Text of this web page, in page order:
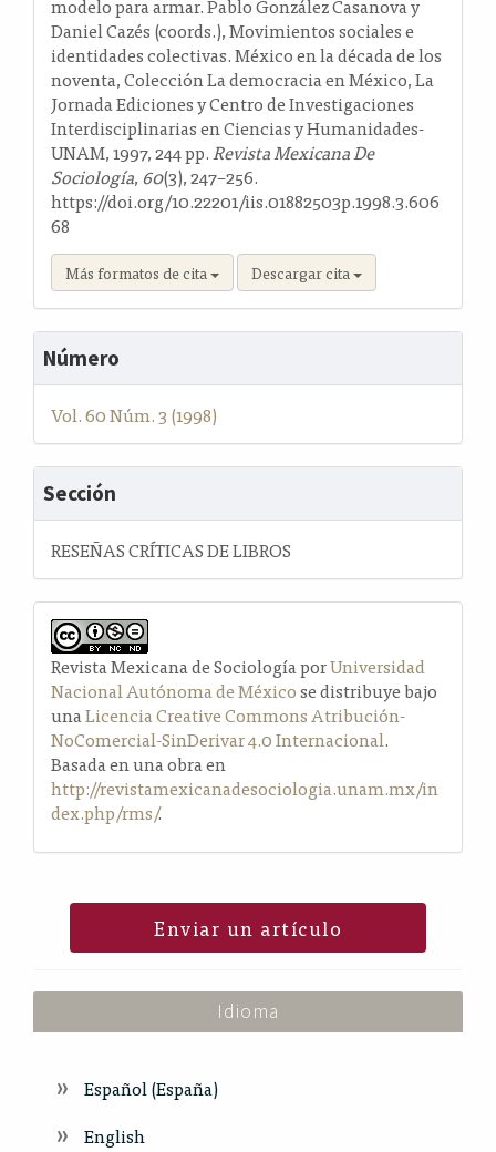
modelo para armar. Pablo González Casanova y
Daniel Cazés (coords.), Movimientos sociales e
identidades colectivas. México en la década de los
noventa, Colección La democracia en México, La
Jornada Ediciones y Centro de Investigaciones
Interdisciplinarias en Ciencias y Humanidades-
UNAM, 1997, 244 pp.Revista Mexicana De
Sociología, 60(3), 247–256.
https://doi.org/10.22201/iis.01882503p.1998.3.606
68
Más formatos de cita Descargar cita
Número
Vol. 60 Núm. 3 (1998)
Sección
RESEÑAS CRÍTICAS DE LIBROS
Revista Mexicana de Sociología porUniversidad
Nacional Autónoma de Méxicose distribuye bajo
unaLicencia Creative Commons Atribución-
NoComercial-SinDerivar 4.0 Internacional.
Basada en una obra en
http://revistamexicanadesociologia.unam.mx/in
dex.php/rms/.
Enviar un artículo
Idioma
Español (España)
English